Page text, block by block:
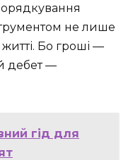
не лише
житті. Бо гроші —
дебет —
гід для